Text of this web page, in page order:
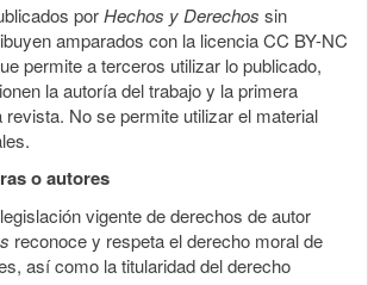
porHechos y Derechos sin
amparados con la licencia CC BY-NC
permite a terceros utilizar lo publicado,
la autoría del trabajo y la primera
revista. No se permite utilizar el material
o autores
vigente de derechos de autor
reconoce y respeta el derecho moral de
así como la titularidad del derecho